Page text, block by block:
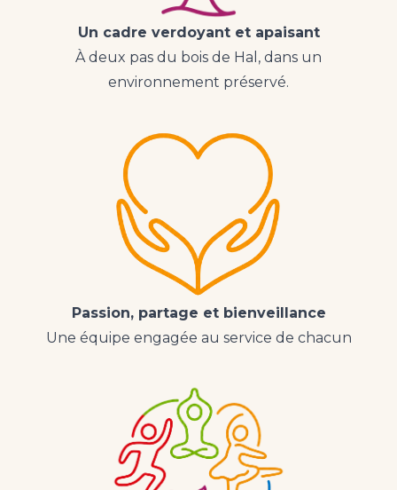
Un cadre verdoyant et apaisant
À deux pas du bois de Hal, dans un
environnement préservé.
Passion, partage et bienveillance
Une équipe engagée au service de chacun